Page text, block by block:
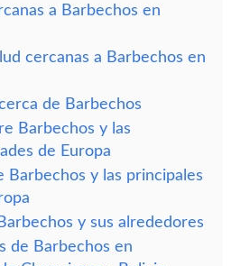
a Barbechos en
cercanas a Barbechos en
de Barbechos
Barbechos y las
de Europa
Barbechos y las principales
y sus alrededores
de Barbechos en